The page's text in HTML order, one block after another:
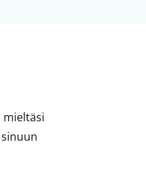
mieltäsi